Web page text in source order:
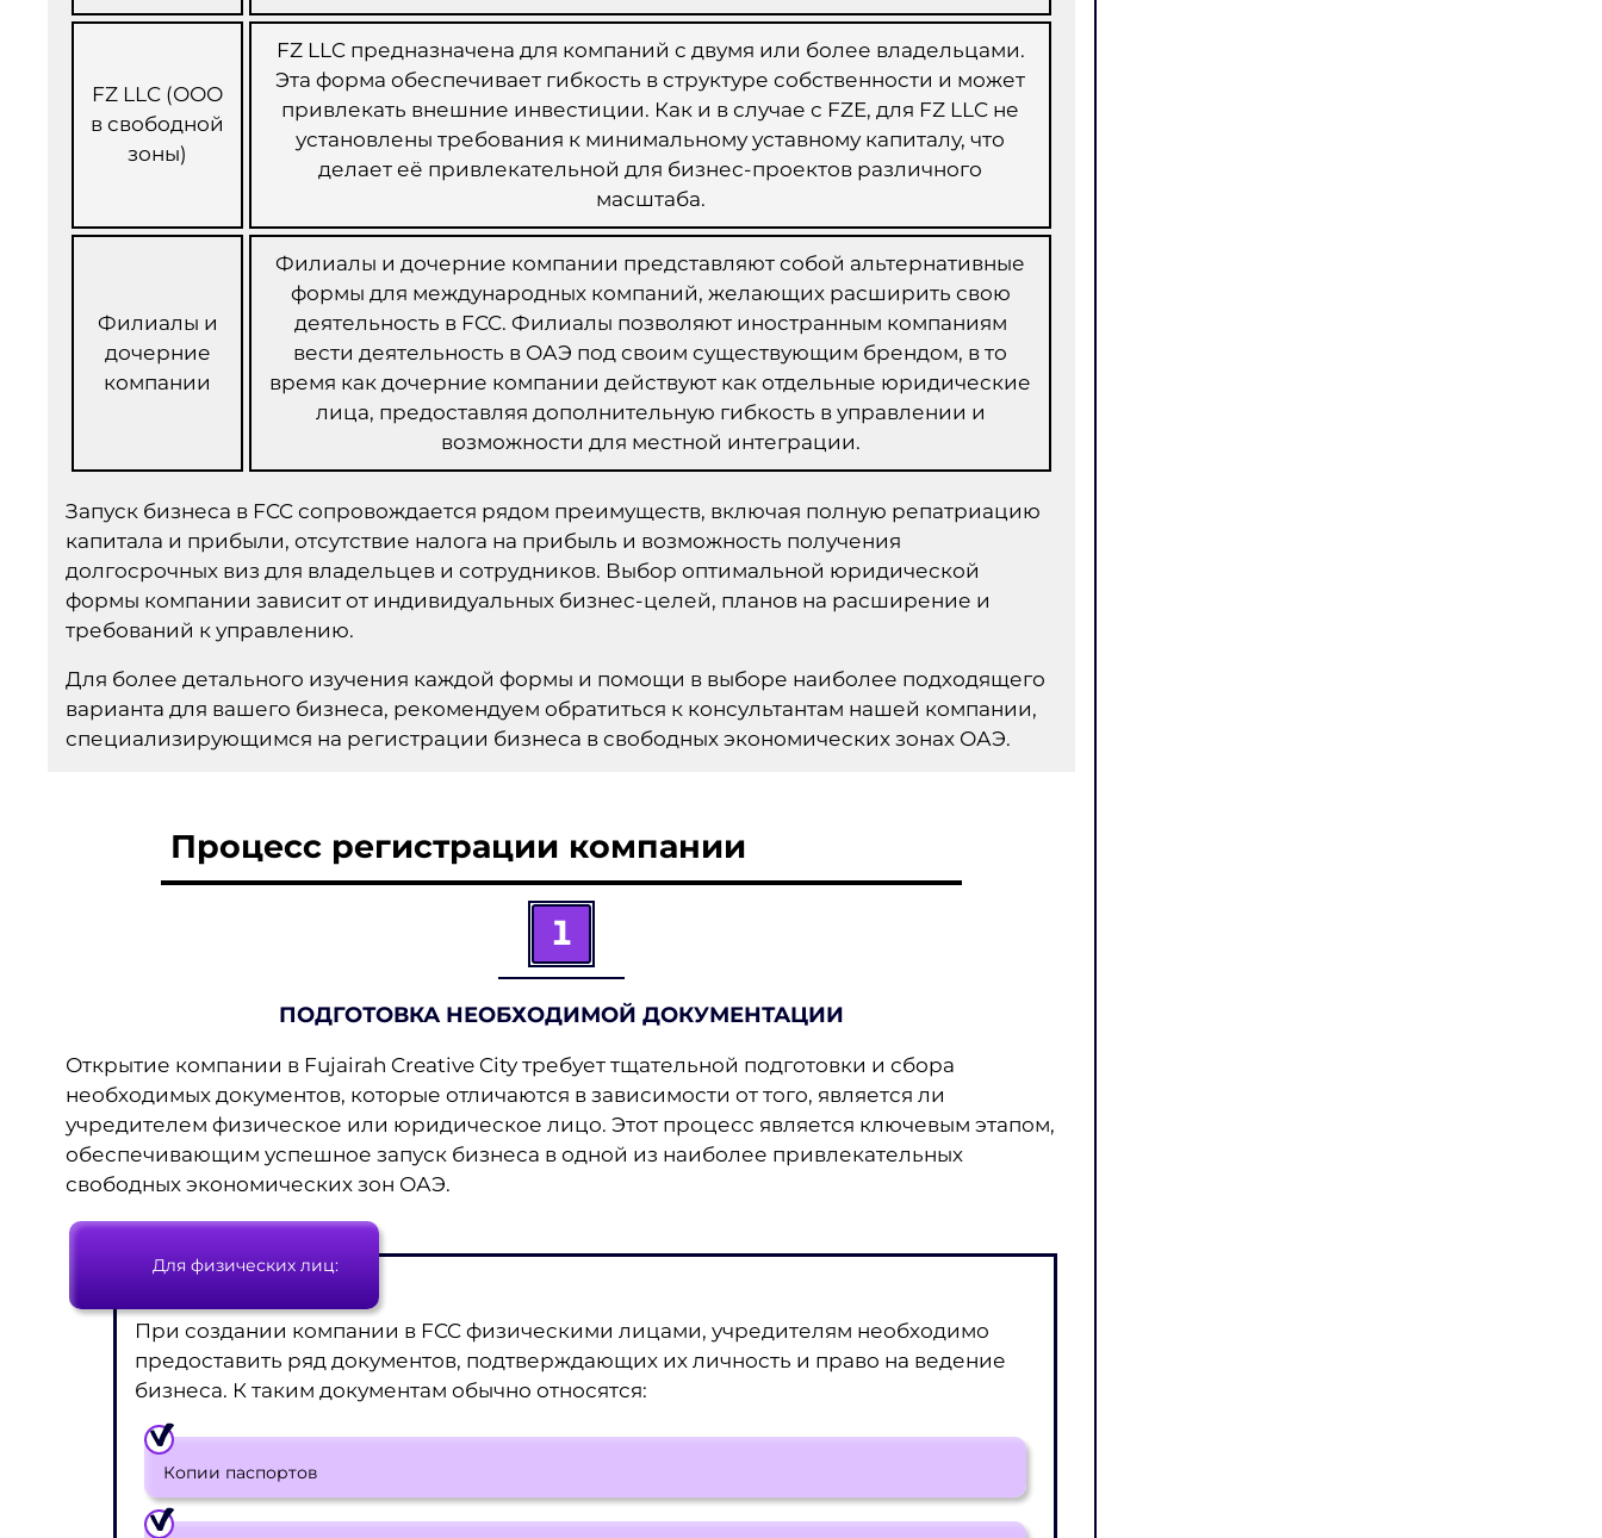
FZ LLC (ООО
в свободной
зоны)
FZ LLC предназначена для компаний с двумя или более владельцами.
Эта форма обеспечивает гибкость в структуре собственности и может
привлекать внешние инвестиции. Как и в случае с FZE, для FZ LLC не
установлены требования к минимальному уставному капиталу, что
делает её привлекательной для бизнес-проектов различного
масштаба.
Филиалы и
дочерние
компании
Филиалы и дочерние компании представляют собой альтернативные
формы для международных компаний, желающих расширить свою
деятельность в FCC. Филиалы позволяют иностранным компаниям
вести деятельность в ОАЭ под своим существующим брендом, в то
время как дочерние компании действуют как отдельные юридические
лица, предоставляя дополнительную гибкость в управлении и
возможности для местной интеграции.
Запуск бизнеса в FCC сопровождается рядом преимуществ, включая полную репатриацию
капитала и прибыли, отсутствие налога на прибыль и возможность получения
долгосрочных виз для владельцев и сотрудников. Выбор оптимальной юридической
формы компании зависит от индивидуальных бизнес-целей, планов на расширение и
требований к управлению.
Для более детального изучения каждой формы и помощи в выборе наиболее подходящего
варианта для вашего бизнеса, рекомендуем обратиться к консультантам нашей компании,
специализирующимся на регистрации бизнеса в свободных экономических зонах ОАЭ.
Процесс регистрации компании
1
ПОДГОТОВКА НЕОБХОДИМОЙ ДОКУМЕНТАЦИИ
Открытие компании в Fujairah Creative City требует тщательной подготовки и сбора
необходимых документов, которые отличаются в зависимости от того, является ли
учредителем физическое или юридическое лицо. Этот процесс является ключевым этапом,
обеспечивающим успешное запуск бизнеса в одной из наиболее привлекательных
свободных экономических зон ОАЭ.
Для физических лиц:
При создании компании в FCC физическими лицами, учредителям необходимо
предоставить ряд документов, подтверждающих их личность и право на ведение
бизнеса. К таким документам обычно относятся:
Копии паспортов